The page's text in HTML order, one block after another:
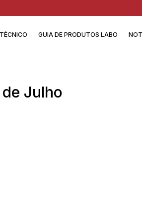
GUIA DE PRODUTOS LABO
Julho